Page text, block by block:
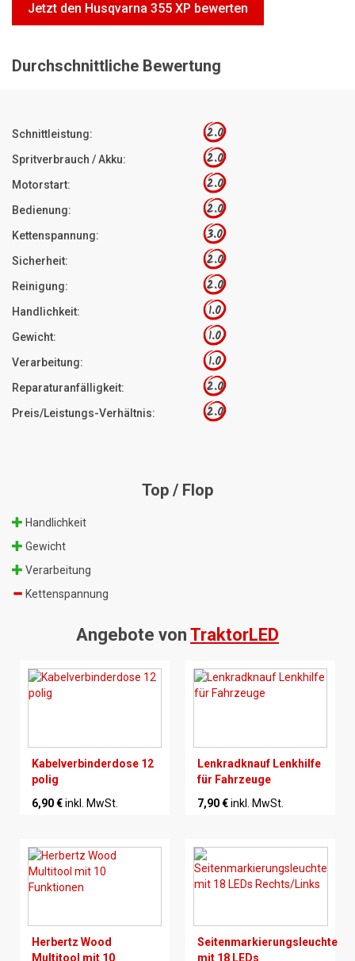
Jetzt den Husqvarna 355 XP bewerten
Durchschnittliche Bewertung
Schnittleistung: 2.0
Spritverbrauch / Akku: 2.0
Motorstart: 2.0
Bedienung: 2.0
Kettenspannung: 3.0
Sicherheit: 2.0
Reinigung: 2.0
Handlichkeit: 1.0
Gewicht: 1.0
Verarbeitung: 1.0
Reparaturanfälligkeit: 2.0
Preis/Leistungs-Verhältnis: 2.0
Top / Flop
Handlichkeit
Gewicht
Verarbeitung
Kettenspannung
Angebote von TraktorLED
Kabelverbinderdose 12
polig
6,90 €inkl. MwSt.
Lenkradknauf Lenkhilfe
für Fahrzeuge
7,90 €inkl. MwSt.
Herbertz Wood
Multitool mit 10
Seitenmarkierungsleuchte
mit 18 LEDs